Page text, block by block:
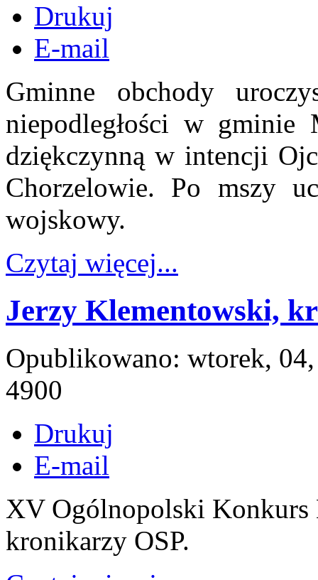
Drukuj
E-mail
Gminne obchody
niepodległości w gminie
dziękczynną w intencji
Chorzelowie. Po mszy
wojskowy.
Czytaj więcej...
Jerzy Klementowski,
Opublikowano: wtorek,
4900
Drukuj
E-mail
XV Ogólnopolski
kronikarzy OSP.